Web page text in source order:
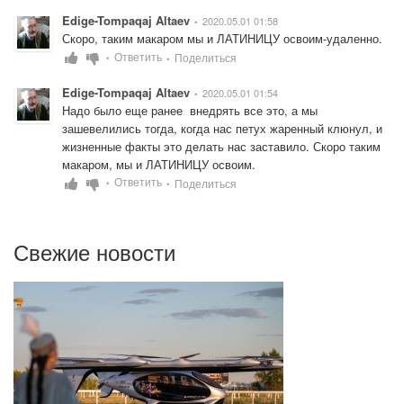
Edige-Tompaqaj Altaev • 2020.05.01 01:58
Скоро, таким макаром мы и ЛАТИНИЦУ освоим-удаленно.
• Ответить • Поделиться
Edige-Tompaqaj Altaev • 2020.05.01 01:54
Надо было еще ранее  внедрять все это, а мы
зашевелились тогда, когда нас петух жаренный клюнул, и
жизненные факты это делать нас заставило. Скоро таким
макаром, мы и ЛАТИНИЦУ освоим.
• Ответить • Поделиться
Свежие новости